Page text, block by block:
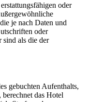
oder
je nach Daten und
oder
sind als die der
gebuchten Aufenthalts,
berechnet das Hotel